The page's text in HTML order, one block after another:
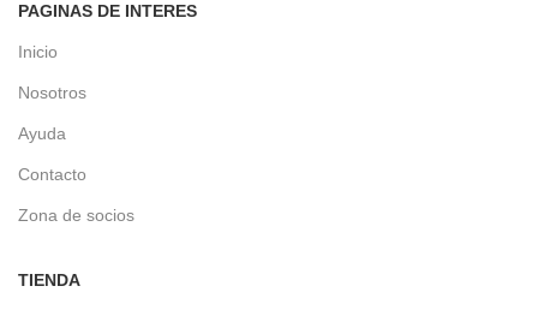
PAGINAS DE INTERES
Inicio
Nosotros
Ayuda
Contacto
Zona de socios
TIENDA